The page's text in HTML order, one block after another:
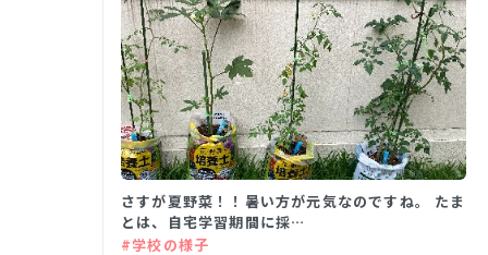
さすが夏野菜！！暑い方が元気なのですね。 たま
とは、自宅学習期間に採…
#学校の様子